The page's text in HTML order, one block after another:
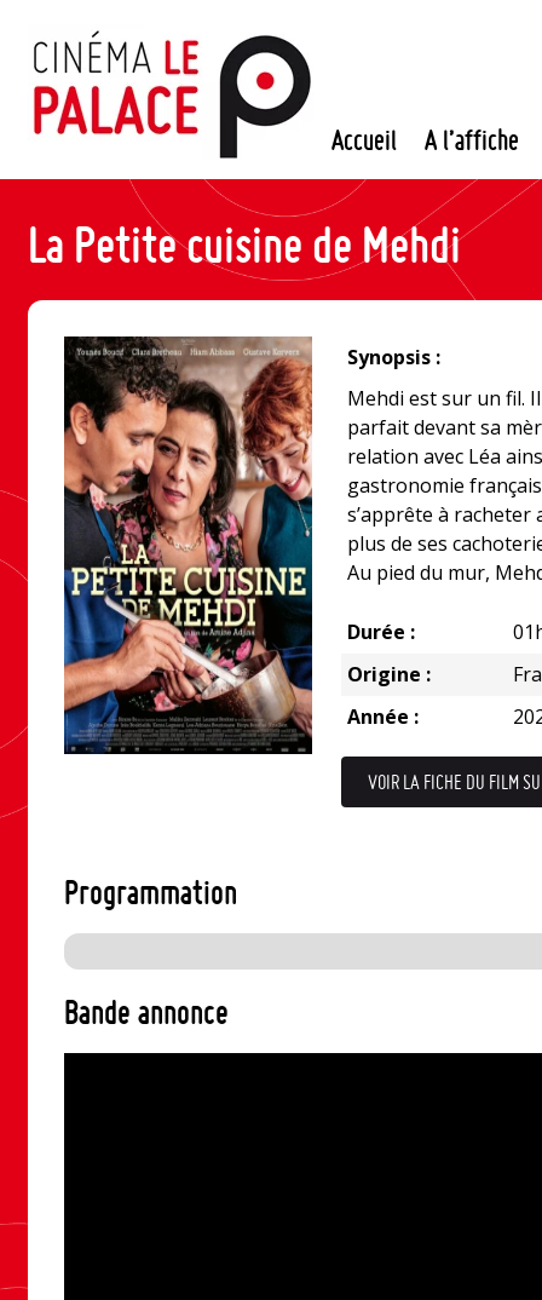
contenu
Accueil A l’affiche
La Petite cuisine de Mehdi
Synopsis :
Mehdi est sur un fil.
parfait devant sa
relation avec Léa
gastronomie
s’apprête à racheter
plus de ses
Au pied du mur,
Durée :
Origine :
Année :
VOIR LA FICHE DU FILM
Programmation
Bande annonce